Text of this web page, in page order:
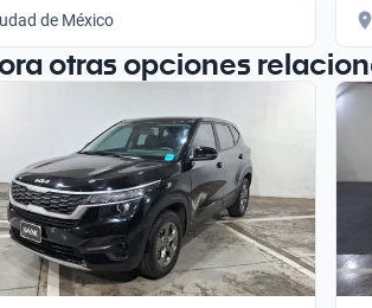
de México
otras opciones